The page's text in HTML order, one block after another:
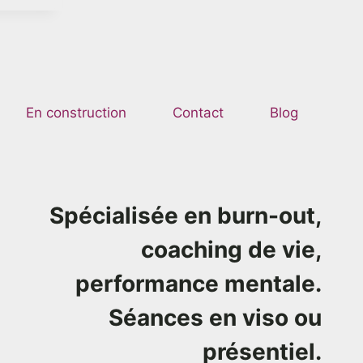
En construction Contact Blog
Spécialisée en burn-out,
coaching de vie,
performance mentale.
Séances en viso ou
présentiel.